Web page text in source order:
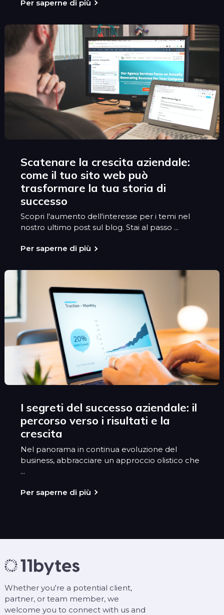
Per saperne di più
Scatenare la crescita aziendale:
come il tuo sito web può
trasformare la tua storia di
successo
Scopri l'aumento dell'interesse per i temi nel
nostro ultimo post sul blog. Stai al passo ...
Per saperne di più
I segreti del successo aziendale: il
percorso verso i risultati e la
crescita
Nel panorama in continua evoluzione del
business, abbracciare un approccio olistico che
...
Per saperne di più
Whether you're a potential client,
partner, or team member, we
welcome you to connect with us and